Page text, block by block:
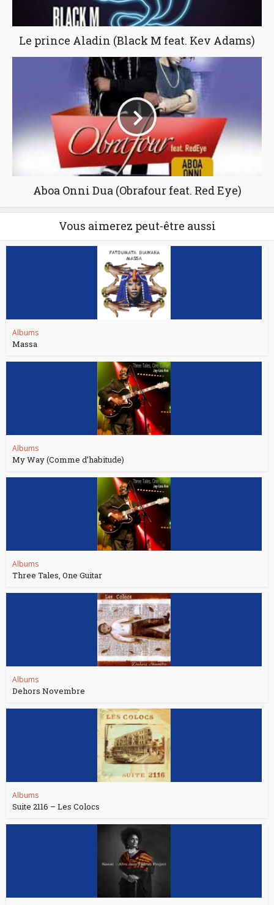
Le prince Aladin (Black M feat. Kev Adams)
Aboa Onni Dua (Obrafour feat. Red Eye)
Vous aimerez peut-être aussi
Albums
Massa
Albums
My Way (Comme d’habitude)
Albums
Three Tales, One Guitar
Albums
Dehors Novembre
Albums
Suite 2116 – Les Colocs